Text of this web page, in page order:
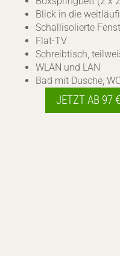
Blick in die
Schallisolierte
Flat-TV
Schreibtisch,
WLAN und LAN
Bad mit Dusche,
JETZT AB 97